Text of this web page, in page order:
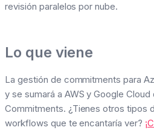
revisión paralelos por nube.
Lo que viene
La gestión de commitments para
y se sumará a AWS y Google
Commitments. ¿Tienes otros tipos
workflows que te encantaría ver?